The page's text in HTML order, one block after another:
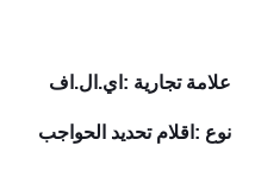
علامة تجارية :اي.ال.اف
نوع :اقلام تحديد الحواجب